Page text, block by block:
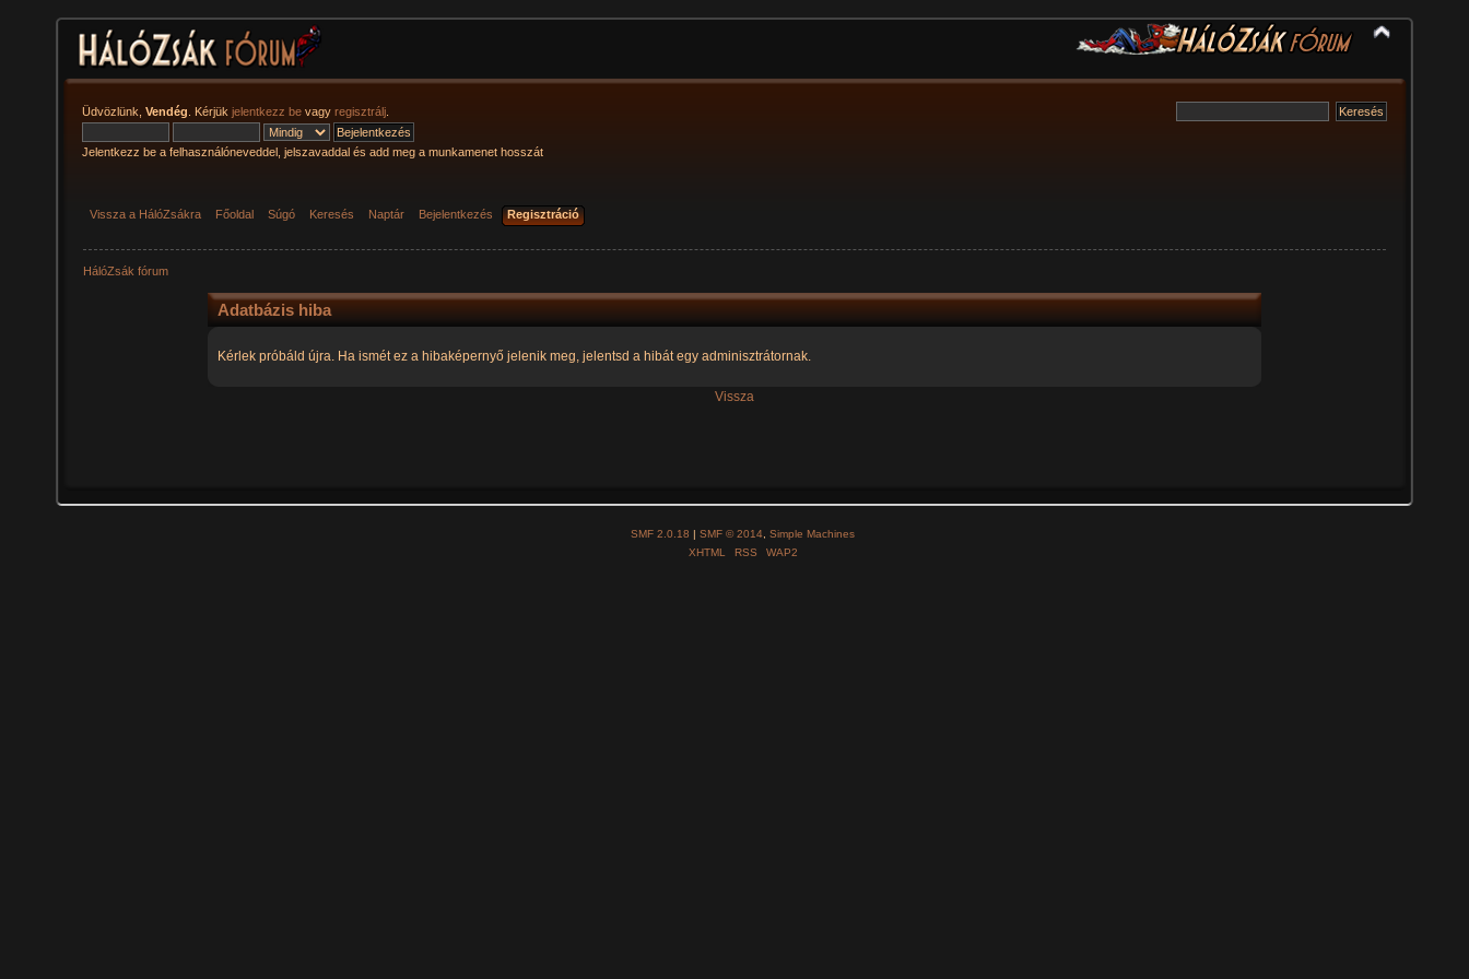
Üdvözlünk, Vendég . Kérjük jelentkezz be vagy regisztrálj
Jelentkezz be a felhasználóneveddel, jelszavaddal és add meg a munkamenet hosszát
Vissza a HálóZsákra Főoldal Súgó Keresés Naptár Bejelentkezés Regisztráció
HálóZsák fórum
Adatbázis hiba
Kérlek próbáld újra. Ha ismét ez a hibaképernyő jelenik meg, jelentsd a hibát egy adminisztrátornak.
Vissza
SMF 2.0.18 | SMF © 2014, Simple Machines
XHTML
RSS WAP2